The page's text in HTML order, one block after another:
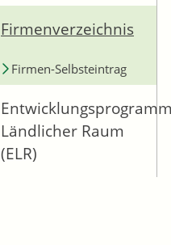
Firmenverzeichnis
Firmen-Selbsteintrag
Entwicklungsprogramm
Ländlicher Raum
(ELR)